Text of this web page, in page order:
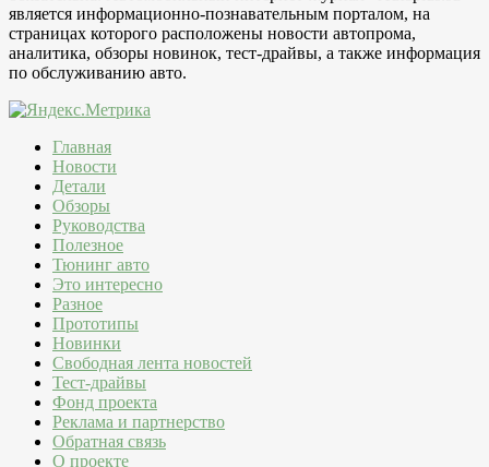
является информационно-познавательным порталом, на
страницах которого расположены новости автопрома,
аналитика, обзоры новинок, тест-драйвы, а также информация
по обслуживанию авто.
Главная
Новости
Детали
Обзоры
Руководства
Полезное
Тюнинг авто
Это интересно
Разное
Прототипы
Новинки
Свободная лента новостей
Тест-драйвы
Фонд проекта
Реклама и партнерство
Обратная связь
О проекте